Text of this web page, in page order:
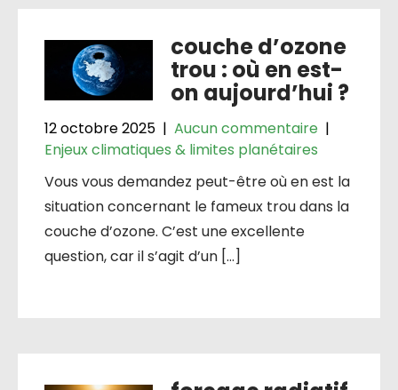
couche d’ozone
trou : où en est-
on aujourd’hui ?
12 octobre 2025 | Aucun commentaire |
Enjeux climatiques & limites planétaires
Vous vous demandez peut-être où en est la
situation concernant le fameux trou dans la
couche d’ozone. C’est une excellente
question, car il s’agit d’un […]